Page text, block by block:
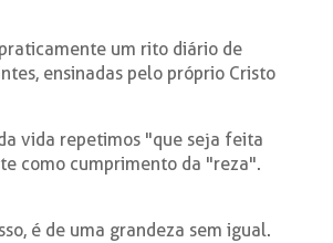
um rito diário de
ensinadas pelo próprio Cristo
vida repetimos "que seja feita
como cumprimento da "reza".
é de uma grandeza sem igual.